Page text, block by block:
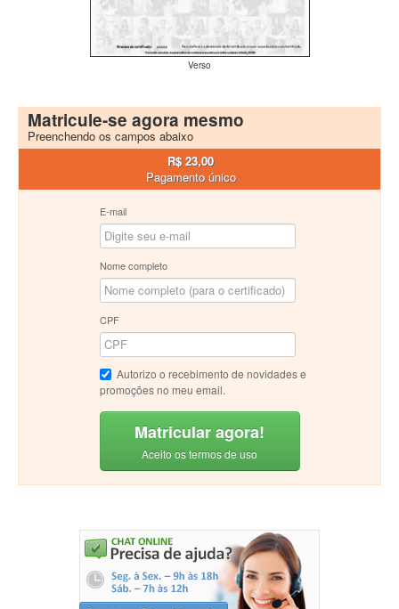
Verso
Matricule-se agora mesmo
Preenchendo os campos abaixo
R$ 23,00
Pagamento único
E-mail
Nome completo
CPF
Autorizo o recebimento de novidades e
promoções no meu email.
Matricular agora!
Aceito os termos de uso